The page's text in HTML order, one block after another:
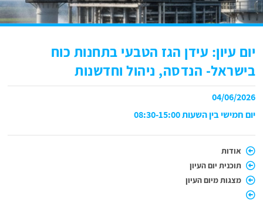
יום עיון: עידן הגז הטבעי בתחנות כוח
בישראל- הנדסה, ניהול וחדשנות
04/06/2026
יום חמישי בין השעות 08:30-15:00
אודות
תוכנית יום העיון
מצגות מיום העיון